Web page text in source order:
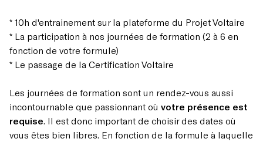
* 10h d'entrainement sur la plateforme du Projet Voltaire
* La participation à nos journées de formation (2 à 6 en
fonction de votre formule)
* Le passage de la Certification Voltaire
Les journées de formation sont un rendez-vous aussi
incontournable que passionnant où votre présence est
requise. Il est donc important de choisir des dates où
vous êtes bien libres. En fonction de la formule à laquelle